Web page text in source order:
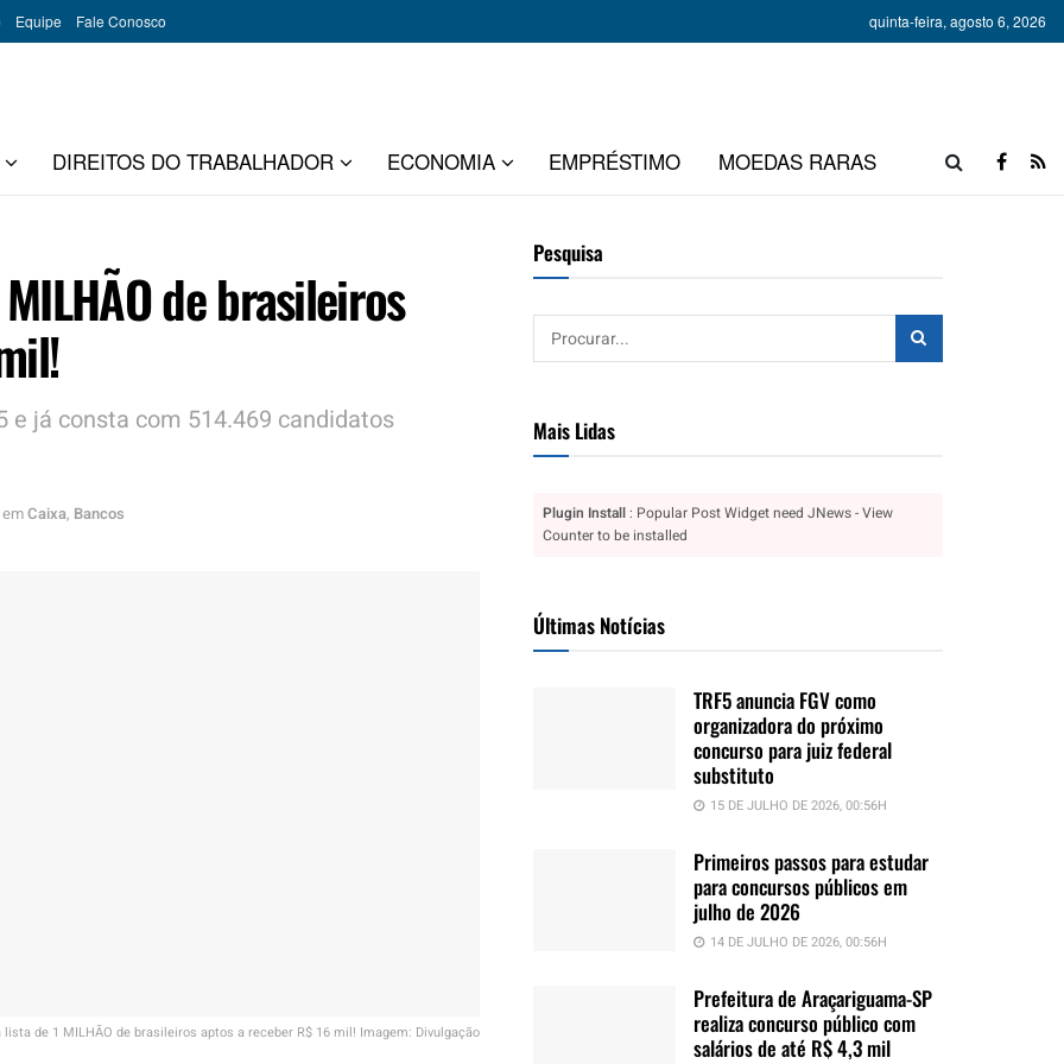
Equipe Fale Conosco quinta-feira, agosto 6, 2026
DIREITOS DO TRABALHADOR ECONOMIA EMPRÉSTIMO MOEDAS RARAS
de brasileiros
e já consta com 514.469 candidatos
emCaixa, Bancos
lista de 1 MILHÃO de brasileiros aptos a receber R$ 16 mil! Imagem: Divulgação
Pesquisa
Mais Lidas
Plugin Install : Popular Post Widget need JNews - View
Counter to be installed
Últimas Notícias
TRF5 anuncia FGV como
organizadora do próximo
concurso para juiz federal
substituto
15 DE JULHO DE 2026, 00:56H
Primeiros passos para estudar
para concursos públicos em
julho de 2026
14 DE JULHO DE 2026, 00:56H
Prefeitura de Araçariguama-SP
realiza concurso público com
salários de até R$ 4,3 mil